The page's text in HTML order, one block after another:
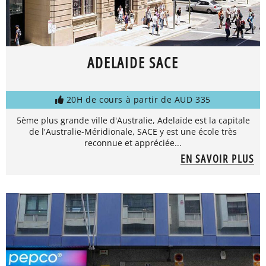
ADELAIDE SACE
20H de cours à partir de AUD 335
5ème plus grande ville d'Australie, Adelaïde est la capitale
de l'Australie-Méridionale, SACE y est une école très
reconnue et appréciée...
EN SAVOIR PLUS